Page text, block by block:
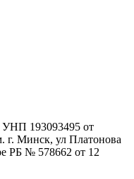
193093495 от
г. Минск, ул Платонова
РБ № 578662 от 12